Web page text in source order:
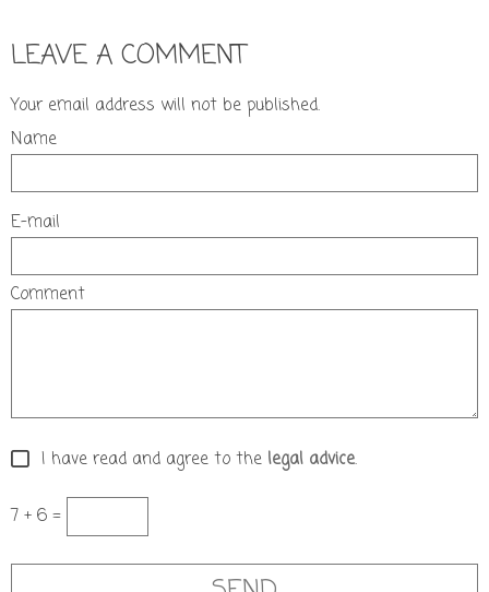
LEAVE A COMMENT
Your email address will not be published.
Name
E-mail
Comment
I have read and agree to the legal advice.
7 + 6 =